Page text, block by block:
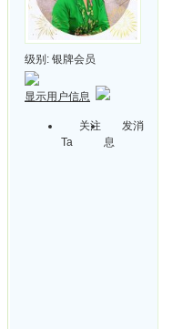
级别: 银牌会员
显示用户信息
关注
Ta
发消
息